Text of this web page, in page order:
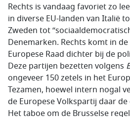
Rechts is vandaag favoriet zo
in diverse EU-landen van Italië
Zweden tot
Denemarken. Rechts komt in
Europese Raad dichter bij de
Deze partijen bezetten volgens
ongeveer 150 zetels in het
Tezamen, hoewel intern nogal
de Europese Volkspartij daar
Het taboe om de Brusselse